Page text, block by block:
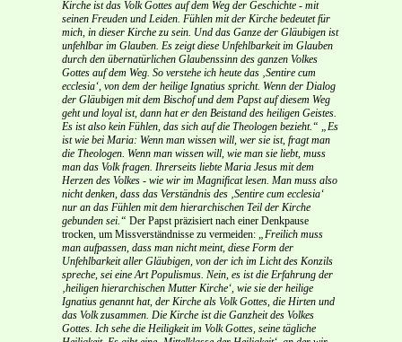
Kirche ist das Volk Gottes auf dem Weg der Geschichte - mit
seinen Freuden und Leiden. Fühlen mit der Kirche bedeutet für
mich, in dieser Kirche zu sein. Und das Ganze der Gläubigen ist
unfehlbar im Glauben. Es zeigt diese Unfehlbarkeit im Glauben
durch den übernatürlichen Glaubenssinn des ganzen Volkes
Gottes auf dem Weg. So verstehe ich heute das ‚Sentire cum
ecclesia‘, von dem der heilige Ignatius spricht. Wenn der Dialog
der Gläubigen mit dem Bischof und dem Papst auf diesem Weg
geht und loyal ist, dann hat er den Beistand des heiligen Geistes.
Es ist also kein Fühlen, das sich auf die Theologen bezieht.“ „Es
ist wie bei Maria: Wenn man wissen will, wer sie ist, fragt man
die Theologen. Wenn man wissen will, wie man sie liebt, muss
man das Volk fragen. Ihrerseits liebte Maria Jesus mit dem
Herzen des Volkes - wie wir im Magnificat lesen. Man muss also
nicht denken, dass das Verständnis des ‚Sentire cum ecclesia‘
nur an das Fühlen mit dem hierarchischen Teil der Kirche
gebunden sei.“ Der Papst präzisiert nach einer Denkpause
trocken, um Missverständnisse zu vermeiden: „Freilich muss
man aufpassen, dass man nicht meint, diese Form der
Unfehlbarkeit aller Gläubigen, von der ich im Licht des Konzils
spreche, sei eine Art Populismus. Nein, es ist die Erfahrung der
‚heiligen hierarchischen Mutter Kirche‘, wie sie der heilige
Ignatius genannt hat, der Kirche als Volk Gottes, die Hirten und
das Volk zusammen. Die Kirche ist die Ganzheit des Volkes
Gottes. Ich sehe die Heiligkeit im Volk Gottes, seine tägliche